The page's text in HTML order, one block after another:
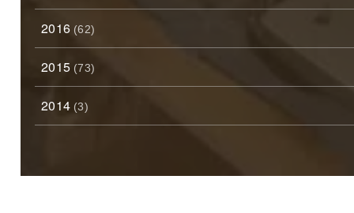
2016 (62)
2015 (73)
2014 (3)